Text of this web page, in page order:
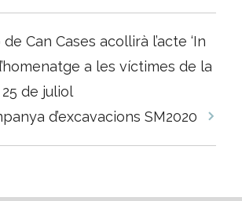
Can Cases acollirà l’acte ‘In
a les víctimes de la
de juliol
d’excavacions SM2020